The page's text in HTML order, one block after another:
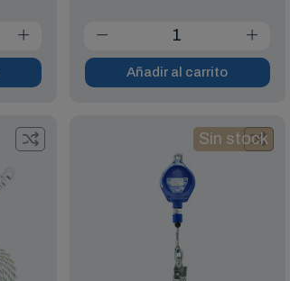
Añadir al carrito
Sin stock